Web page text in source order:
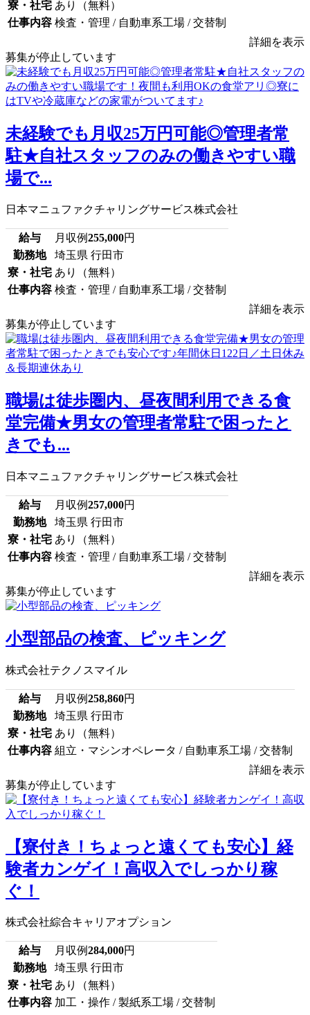
寮・社宅 あり（無料）
仕事内容 検査・管理 / 自動車系工場 / 交替制
詳細を表示
募集が停止しています
未経験でも月収25万円可能◎管理者常
駐★自社スタッフのみの働きやすい職
場で...
日本マニュファクチャリングサービス株式会社
給与 月収例255,000円
勤務地
埼玉県 行田市
寮・社宅 あり（無料）
仕事内容 検査・管理 / 自動車系工場 / 交替制
詳細を表示
募集が停止しています
職場は徒歩圏内、昼夜間利用できる食
堂完備★男女の管理者常駐で困ったと
きでも...
日本マニュファクチャリングサービス株式会社
給与 月収例257,000円
勤務地
埼玉県 行田市
寮・社宅 あり（無料）
仕事内容 検査・管理 / 自動車系工場 / 交替制
詳細を表示
募集が停止しています
小型部品の検査、ピッキング
株式会社テクノスマイル
給与 月収例258,860円
勤務地
埼玉県 行田市
寮・社宅 あり（無料）
仕事内容 組立・マシンオペレータ / 自動車系工場 / 交替制
詳細を表示
募集が停止しています
【寮付き！ちょっと遠くても安心】経
験者カンゲイ！高収入でしっかり稼
ぐ！
株式会社綜合キャリアオプション
給与 月収例284,000円
勤務地
埼玉県 行田市
寮・社宅 あり（無料）
仕事内容 加工・操作 / 製紙系工場 / 交替制